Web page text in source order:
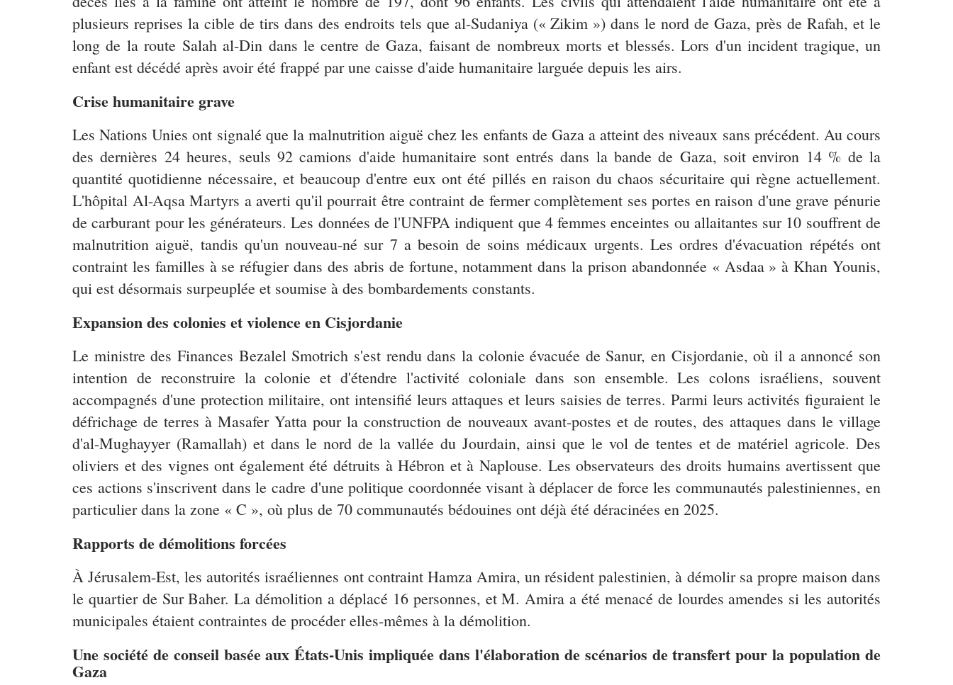
plusieurs reprises la cible de tirs dans des endroits tels que al-Sudaniya (« Zikim ») dans le nord de Gaza, près de Rafah, et le
long de la route Salah al-Din dans le centre de Gaza, faisant de nombreux morts et blessés. Lors d'un incident tragique, un
enfant est décédé après avoir été frappé par une caisse d'aide humanitaire larguée depuis les airs.
Crise humanitaire grave
Les Nations Unies ont signalé que la malnutrition aiguë chez les enfants de Gaza a atteint des niveaux sans précédent. Au cours
des dernières 24 heures, seuls 92 camions d'aide humanitaire sont entrés dans la bande de Gaza, soit environ 14 % de la
quantité quotidienne nécessaire, et beaucoup d'entre eux ont été pillés en raison du chaos sécuritaire qui règne actuellement.
L'hôpital Al-Aqsa Martyrs a averti qu'il pourrait être contraint de fermer complètement ses portes en raison d'une grave pénurie
de carburant pour les générateurs. Les données de l'UNFPA indiquent que 4 femmes enceintes ou allaitantes sur 10 souffrent de
malnutrition aiguë, tandis qu'un nouveau-né sur 7 a besoin de soins médicaux urgents. Les ordres d'évacuation répétés ont
contraint les familles à se réfugier dans des abris de fortune, notamment dans la prison abandonnée « Asdaa » à Khan Younis,
qui est désormais surpeuplée et soumise à des bombardements constants.
Expansion des colonies et violence en Cisjordanie
Le ministre des Finances Bezalel Smotrich s'est rendu dans la colonie évacuée de Sanur, en Cisjordanie, où il a annoncé son
intention de reconstruire la colonie et d'étendre l'activité coloniale dans son ensemble. Les colons israéliens, souvent
accompagnés d'une protection militaire, ont intensifié leurs attaques et leurs saisies de terres. Parmi leurs activités figuraient le
défrichage de terres à Masafer Yatta pour la construction de nouveaux avant-postes et de routes, des attaques dans le village
d'al-Mughayyer (Ramallah) et dans le nord de la vallée du Jourdain, ainsi que le vol de tentes et de matériel agricole. Des
oliviers et des vignes ont également été détruits à Hébron et à Naplouse. Les observateurs des droits humains avertissent que
ces actions s'inscrivent dans le cadre d'une politique coordonnée visant à déplacer de force les communautés palestiniennes, en
particulier dans la zone « C », où plus de 70 communautés bédouines ont déjà été déracinées en 2025.
Rapports de démolitions forcées
À Jérusalem-Est, les autorités israéliennes ont contraint Hamza Amira, un résident palestinien, à démolir sa propre maison dans
le quartier de Sur Baher. La démolition a déplacé 16 personnes, et M. Amira a été menacé de lourdes amendes si les autorités
municipales étaient contraintes de procéder elles-mêmes à la démolition.
Une société de conseil basée aux États-Unis impliquée dans l'élaboration de scénarios de transfert pour la population de
Gaza